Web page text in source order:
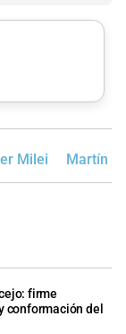
Milei Martín
firme
conformación del